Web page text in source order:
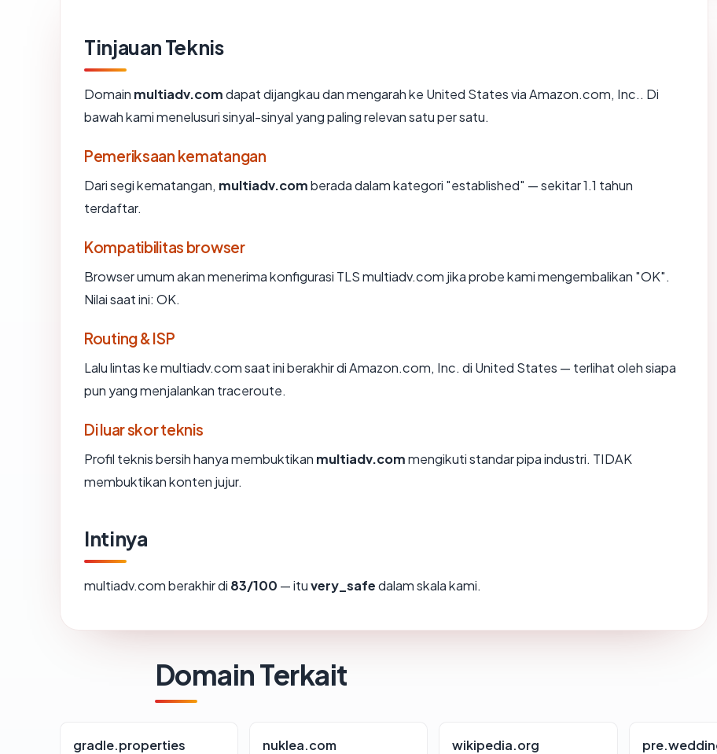
Tinjauan Teknis
Domain multiadv.comdapat dijangkau dan mengarah ke United States via Amazon.com, Inc.. Di
bawah kami menelusuri sinyal-sinyal yang paling relevan satu per satu.
Pemeriksaan kematangan
Dari segi kematangan, multiadv.comberada dalam kategori "established" — sekitar 1.1 tahun
terdaftar.
Kompatibilitas browser
Browser umum akan menerima konfigurasi TLS multiadv.com jika probe kami mengembalikan "OK".
Nilai saat ini: OK.
Routing & ISP
Lalu lintas ke multiadv.com saat ini berakhir di Amazon.com, Inc. di United States — terlihat oleh siapa
pun yang menjalankan traceroute.
Di luar skor teknis
Profil teknis bersih hanya membuktikan multiadv.commengikuti standar pipa industri. TIDAK
membuktikan konten jujur.
Intinya
multiadv.com berakhir di 83/100 — ituvery_safedalam skala kami.
Domain Terkait
gradle.properties nuklea.com wikipedia.org